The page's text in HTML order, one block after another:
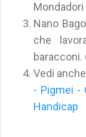
Mondadori
Nano
che
Vedi
- Pigmei -
Handicap